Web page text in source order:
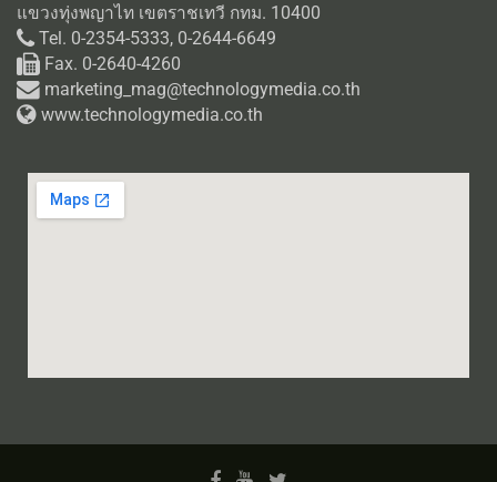
แขวงทุ่งพญาไท เขตราชเทวี กทม. 10400
Tel. 0-2354-5333, 0-2644-6649
Fax. 0-2640-4260
marketing_mag@technologymedia.co.th
www.technologymedia.co.th